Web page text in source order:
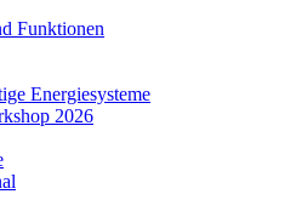
Funktionen
Energiesysteme
2026